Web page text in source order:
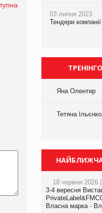
03 липня 2023
Тендери компанії
Яна Олентир
Тетяна Ільєнко
18 червня 2026 |
3-4 вересня
Власна марка -